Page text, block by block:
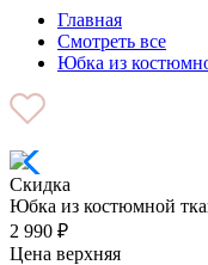
Главная
Смотреть все
Юбка из
Скидка
Юбка из костюмной
2 990 ₽
Цена верхняя